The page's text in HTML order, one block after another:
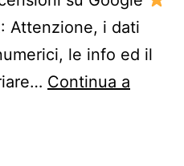
Attenzione, i dati
le info ed il
Continua a